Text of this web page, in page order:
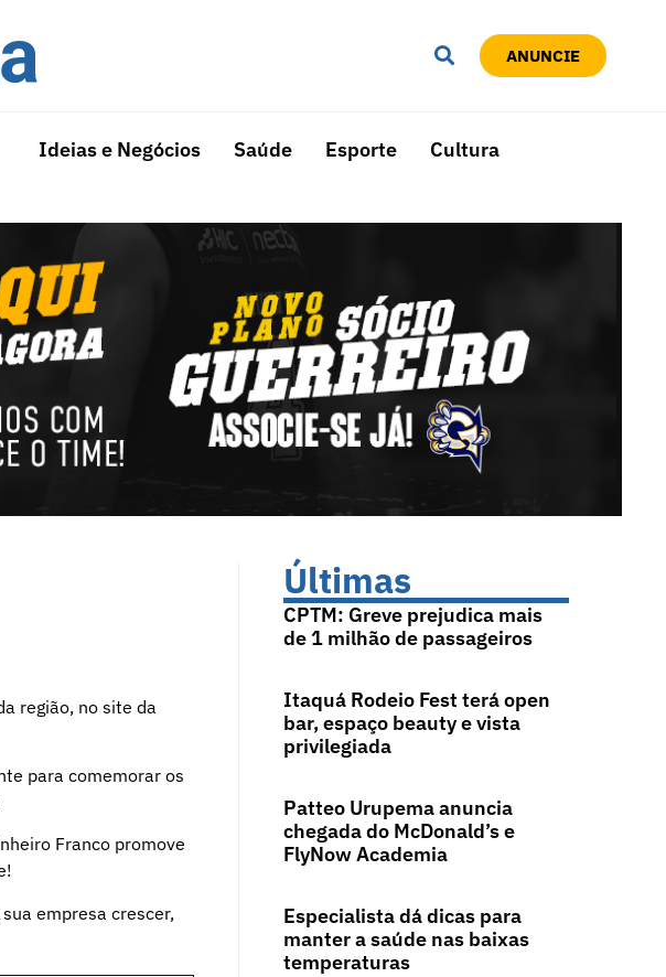
ANUNCIE
Ideias e Negócios Saúde Esporte Cultura
região, no site da
para comemorar os
Franco promove
empresa crescer,
Últimas
CPTM: Greve prejudica mais
de 1 milhão de passageiros
Itaquá Rodeio Fest terá open
bar, espaço beauty e vista
privilegiada
Patteo Urupema anuncia
chegada do McDonald’s e
FlyNow Academia
Especialista dá dicas para
manter a saúde nas baixas
temperaturas